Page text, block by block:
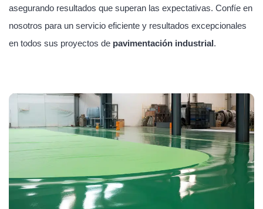
asegurando resultados que superan las expectativas. Confíe en
nosotros para un servicio eficiente y resultados excepcionales
en todos sus proyectos de pavimentación industrial.